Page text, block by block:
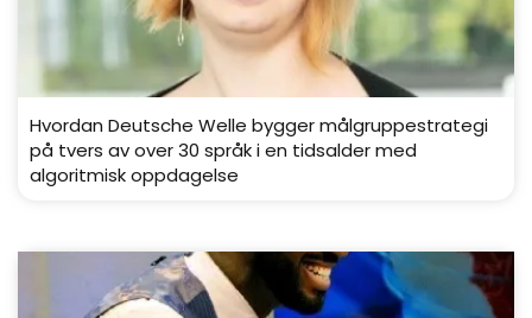
Hvordan Deutsche Welle bygger målgruppestrategi
på tvers av over 30 språk i en tidsalder med
algoritmisk oppdagelse